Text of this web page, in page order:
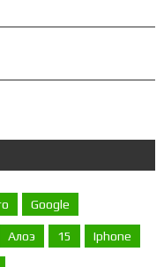
Google
Алоэ 15 Iphone